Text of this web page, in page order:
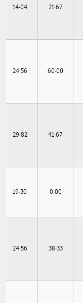
21.67
14.04
60.00
24.56
41.67
29.82
0.00
19.30
38.33
24.56